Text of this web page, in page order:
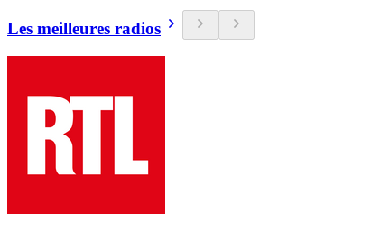
Les meilleures radios